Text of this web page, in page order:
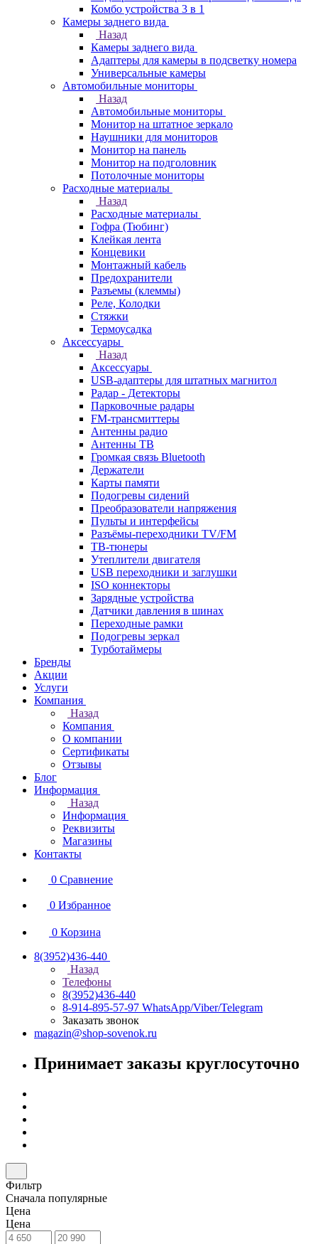
Комбо устройства 3 в 1
Камеры заднего вида
Назад
Камеры заднего вида
Адаптеры для камеры в подсветку номера
Универсальные камеры
Автомобильные мониторы
Назад
Автомобильные мониторы
Монитор на штатное зеркало
Наушники для мониторов
Монитор на панель
Монитор на подголовник
Потолочные мониторы
Расходные материалы
Назад
Расходные материалы
Гофра (Тюбинг)
Клейкая лента
Концевики
Монтажный кабель
Предохранители
Разъемы (клеммы)
Реле, Колодки
Стяжки
Термоусадка
Аксессуары
Назад
Аксессуары
USB-адаптеры для штатных магнитол
Радар - Детекторы
Парковочные радары
FM-трансмиттеры
Антенны радио
Антенны ТВ
Громкая связь Bluetooth
Держатели
Карты памяти
Подогревы сидений
Преобразователи напряжения
Пульты и интерфейсы
Разъёмы-переходники TV/FM
ТВ-тюнеры
Утеплители двигателя
USB переходники и заглушки
ISO коннекторы
Зарядные устройства
Датчики давления в шинах
Переходные рамки
Подогревы зеркал
Турботаймеры
Бренды
Акции
Услуги
Компания
Назад
Компания
О компании
Сертификаты
Отзывы
Блог
Информация
Назад
Информация
Реквизиты
Магазины
Контакты
0 Сравнение
0 Избранное
0 Корзина
8(3952)436-440
Назад
Телефоны
8(3952)436-440
8-914-895-57-97 WhatsApp/Viber/Telegram
Заказать звонок
magazin@shop-sovenok.ru
Принимает заказы круглосуточно
Фильтр
Сначала популярные
Цена
Цена